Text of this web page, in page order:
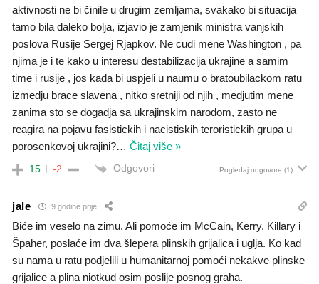
aktivnosti ne bi činile u drugim zemljama, svakako bi situacija
tamo bila daleko bolja, izjavio je zamjenik ministra vanjskih
poslova Rusije Sergej Rjapkov. Ne cudi mene Washington , pa
njima je i te kako u interesu destabilizacija ukrajine a samim
time i rusije , jos kada bi uspjeli u naumu o bratoubilackom ratu
izmedju brace slavena , nitko sretniji od njih , medjutim mene
zanima sto se dogadja sa ukrajinskim narodom, zasto ne
reagira na pojavu fasistickih i nacistiskih teroristickih grupa u
porosenkovoj ukrajini?… Čitaj više »
15 -2 Odgovori Pogledaj odgovore (1)
jale 9 godine prije
Biće im veselo na zimu. Ali pomoće im McCain, Kerry, Killary i
Špaher, poslaće im dva šlepera plinskih grijalica i uglja. Ko kad
su nama u ratu podjelili u humanitarnoj pomoći nekakve plinske
grijalice a plina niotkud osim poslije posnog graha.